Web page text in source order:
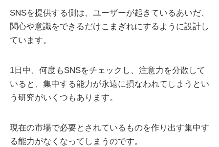
SNSを提供する側は、ユーザーが起きているあいだ、
関心や意識をできるだけこまぎれにするように設計し
ています。
1日中、何度もSNSをチェックし、注意力を分散して
いると、集中する能力が永遠に損なわれてしまうとい
う研究がいくつもあります。
現在の市場で必要とされているものを作り出す集中す
る能力がなくなってしまうのです。